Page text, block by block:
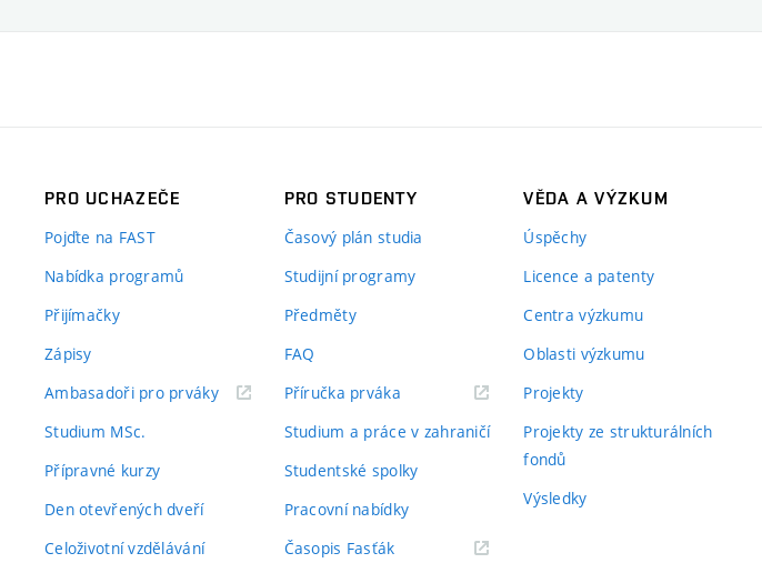
PRO UCHAZEČE
Pojďte na FAST
Nabídka programů
Přijímačky
Zápisy
Ambasadoři pro prváky(externí
Studium MSc.
Přípravné kurzy
Den otevřených dveří
Celoživotní vzdělávání
PRO STUDENTY
Časový plán studia
Studijní programy
Předměty
FAQ
Příručka prváka(externí
Studium a práce v zahraničí
Studentské spolky
Pracovní nabídky
Časopis Fasťák(externí
VĚDA A VÝZKUM
Úspěchy
Licence a patenty
Centra výzkumu
Oblasti výzkumu
Projekty
Projekty ze strukturálních
fondů
Výsledky